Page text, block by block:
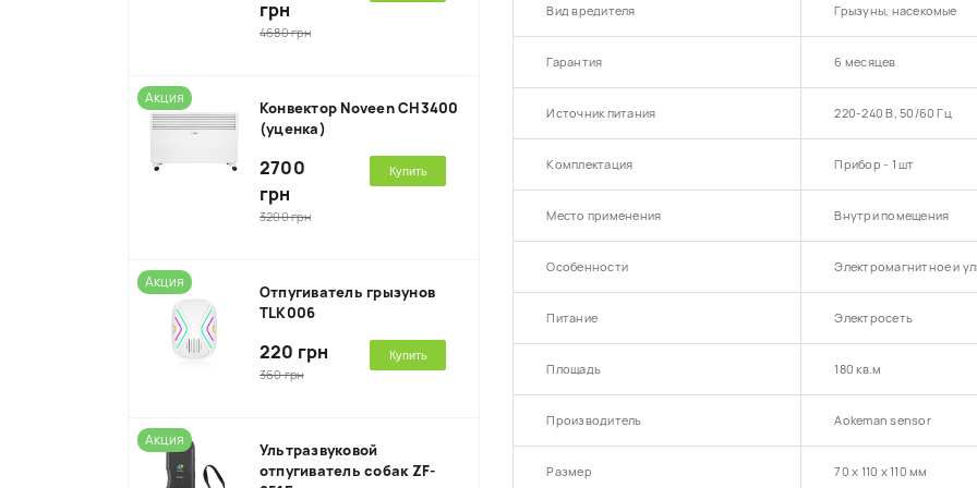
грн
4680 грн
Акция
Конвектор Noveen CH3400
(уценка)
2700
грн
3200 грн
Купить
Акция
Отпугиватель грызунов
TLK006
220 грн
360 грн
Купить
Акция
Ультразвуковой
отпугиватель собак ZF-
Вид вредителя Грызуны, насекомые
Гарантия 6 месяцев
Источник питания 220-240 В, 50/60 Гц
Комплектация Прибор - 1 шт
Место применения Внутри помещения
Особенности Электромагнитное и
Питание Электросеть
Площадь 180 кв.м
Производитель Aokeman sensor
Размер 70 х 110 х 110 мм